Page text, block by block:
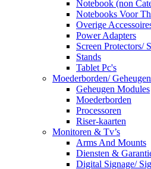
Notebook (non
Notebooks Voor
Overige
Power Adapters
Screen Protectors/
Stands
Tablet Pc's
Moederborden/
Geheugen Modules
Moederborden
Processoren
Riser-kaarten
Monitoren & Tv’s
Arms And Mounts
Diensten &
Digital Signage/